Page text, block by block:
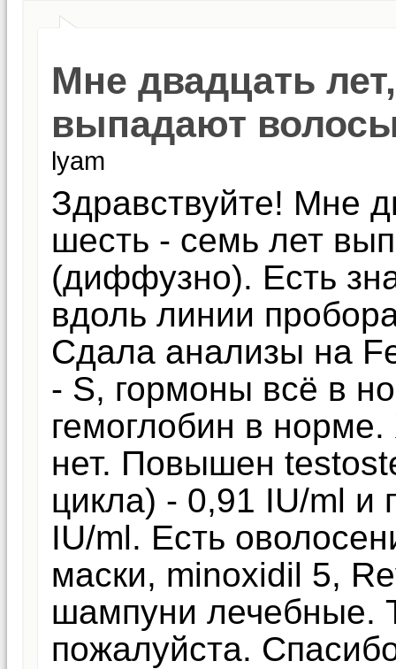
Мне двадцать
выпадают
lyam
Здравствуйте! Мне
шесть - семь лет
(диффузно). Есть
вдоль линии
Сдала анализы на
- S, гормоны всё в
гемоглобин в
нет. Повышен
цикла) - 0,91 IU/ml
IU/ml. Есть
маски, minoxidil 5,
шампуни лечебные.
пожалуйста.